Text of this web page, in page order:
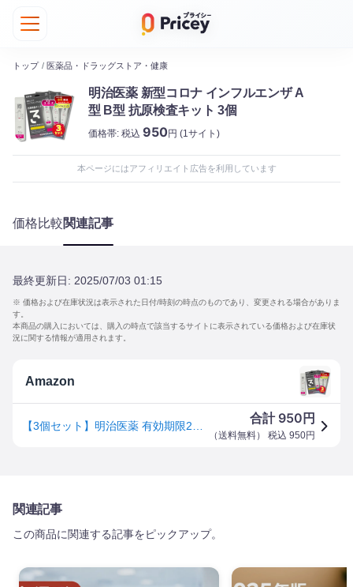
トップ / 医薬品・ドラッグストア・健康
明治医薬 新型コロナ インフルエンザ A
型 B型 抗原検査キット 3個
価格帯: 税込 950円 (1サイト)
本ページにはアフィリエイト広告を利用しています
価格比較関連記事
最終更新日: 2025/07/03 01:15
※ 価格および在庫状況は表示された日付/時刻の時点のものであり、変更される場合がありま
す。
本商品の購入においては、購入の時点で該当するサイトに表示されている価格および在庫状
況に関する情報が適用されます。
Amazon
合計 950 円
（送料無料） 税込 950円
関連記事
この商品に関連する記事をピックアップ。